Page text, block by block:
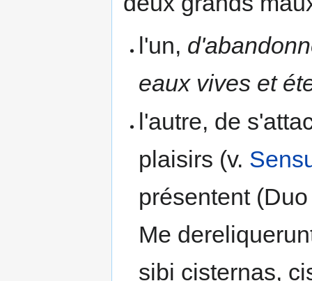
l'un,
eaux vives et
l'autre, de
plaisirs (v.
présentent
Me
sibi cisternas,